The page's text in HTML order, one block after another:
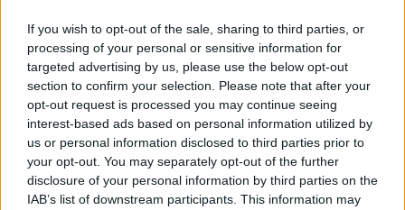
If you wish to opt-out of the sale, sharing to third parties, or
processing of your personal or sensitive information for
targeted advertising by us, please use the below opt-out
section to confirm your selection. Please note that after your
opt-out request is processed you may continue seeing
interest-based ads based on personal information utilized by
us or personal information disclosed to third parties prior to
your opt-out. You may separately opt-out of the further
disclosure of your personal information by third parties on the
IAB’s list of downstream participants. This information may
Visi įrašai
Žiūrimiausi įrašai